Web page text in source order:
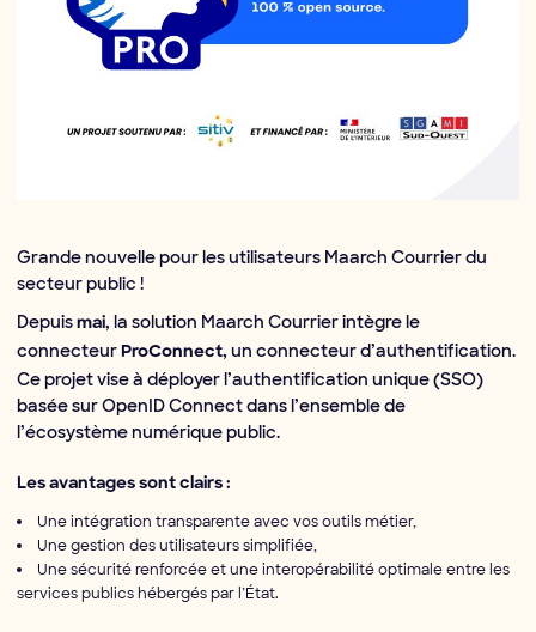
Grande nouvelle pour les utilisateurs Maarch Courrier du
secteur public !
Depuis mai, la solution Maarch Courrier intègre le
connecteur ProConnect, un connecteur d’authentification.
Ce projet vise à déployer l’authentification unique (SSO)
basée sur OpenID Connect dans l’ensemble de
l’écosystème numérique public.
Les avantages sont clairs :
Une intégration transparente avec vos outils métier,
Une gestion des utilisateurs simplifiée,
Une sécurité renforcée et une interopérabilité optimale entre les
services publics hébergés par l’État.